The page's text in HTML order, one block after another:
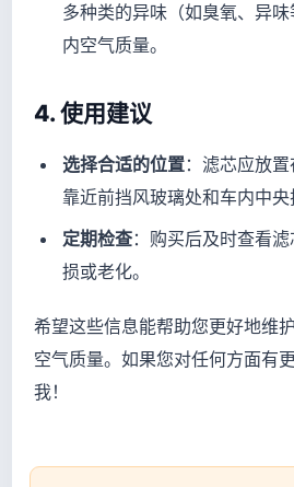
多种类的异味（如臭氧、异
内空气质量。
4. 使用建议
选择合适的位置：滤芯应放置
靠近前挡风玻璃处和车内中央
定期检查：购买后及时查看
损或老化。
希望这些信息能帮助您更好地维
空气质量。如果您对任何方面有
我！